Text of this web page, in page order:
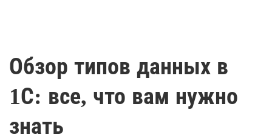
Обзор типов данных в
1С: все, что вам нужно
знать